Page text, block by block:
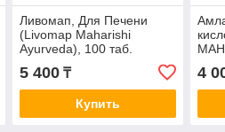
Ливомап, Для Печени
(Livomap Maharishi
Ayurveda), 100 таб.
5 400₸
Купить
4